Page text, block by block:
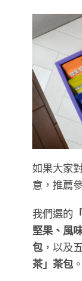
如果大家
意，推薦
我們選的
堅果、風
包，以及
茶」茶包